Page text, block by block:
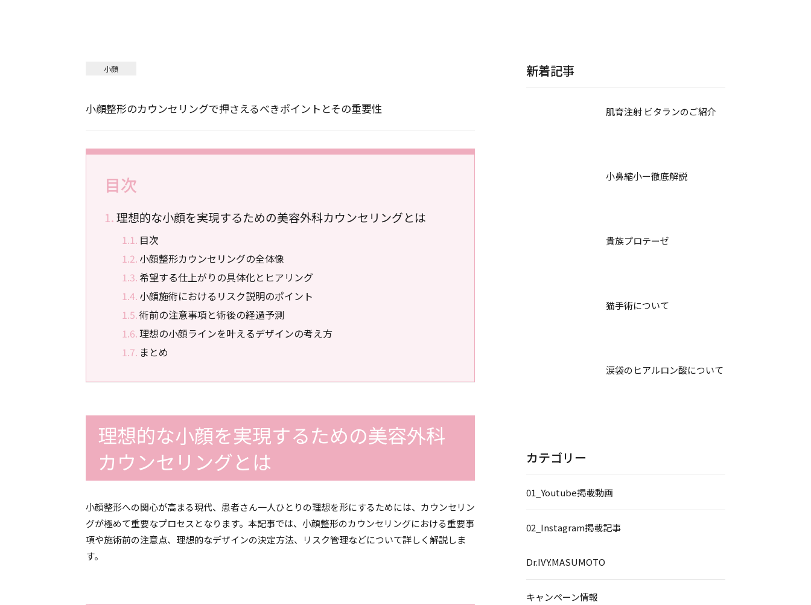
小顔
小顔整形のカウンセリングで押さえるべきポイントとその重要性
目次
理想的な小顔を実現するための美容外科カウンセリングとは
目次
小顔整形カウンセリングの全体像
希望する仕上がりの具体化とヒアリング
小顔施術におけるリスク説明のポイント
術前の注意事項と術後の経過予測
理想の小顔ラインを叶えるデザインの考え方
まとめ
理想的な小顔を実現するための美容外科
カウンセリングとは
小顔整形への関心が高まる現代、患者さん一人ひとりの理想を形にするためには、カウンセリン
グが極めて重要なプロセスとなります。本記事では、小顔整形のカウンセリングにおける重要事
項や施術前の注意点、理想的なデザインの決定方法、リスク管理などについて詳しく解説しま
す。
新着記事
肌育注射 ビタランのご紹介
小鼻縮小ー徹底解説
貴族プロテーゼ
猫手術について
涙袋のヒアルロン酸について
カテゴリー
01_Youtube掲載動画
02_Instagram掲載記事
Dr.IVY.MASUMOTO
キャンペーン情報